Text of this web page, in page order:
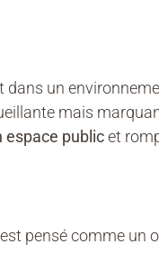
dans un
mais
espace publicet
est pensé comme un